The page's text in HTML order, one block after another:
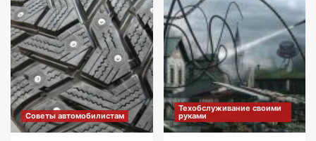
Советы автомобилистам
Техобслуживание своими
руками